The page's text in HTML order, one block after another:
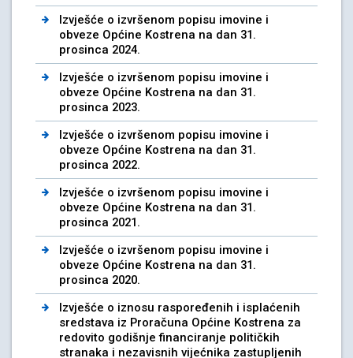
Izvješće o izvršenom popisu imovine i
obveze Općine Kostrena na dan 31.
prosinca 2024.
Izvješće o izvršenom popisu imovine i
obveze Općine Kostrena na dan 31.
prosinca 2023.
Izvješće o izvršenom popisu imovine i
obveze Općine Kostrena na dan 31.
prosinca 2022.
Izvješće o izvršenom popisu imovine i
obveze Općine Kostrena na dan 31.
prosinca 2021.
Izvješće o izvršenom popisu imovine i
obveze Općine Kostrena na dan 31.
prosinca 2020.
Izvješće o iznosu raspoređenih i isplaćenih
sredstava iz Proračuna Općine Kostrena za
redovito godišnje financiranje političkih
stranaka i nezavisnih vijećnika zastupljenih